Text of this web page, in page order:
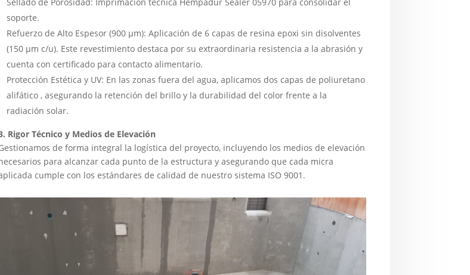
Sellado de Porosidad: Imprimación técnica Hempadur Sealer 05970 para consolidar el
soporte.
Refuerzo de Alto Espesor (900 µm): Aplicación de 6 capas de resina epoxi sin disolventes
(150 µm c/u). Este revestimiento destaca por su extraordinaria resistencia a la abrasión y
cuenta con certificado para contacto alimentario.
Protección Estética y UV: En las zonas fuera del agua, aplicamos dos capas de poliuretano
alifático , asegurando la retención del brillo y la durabilidad del color frente a la
radiación solar.
Rigor Técnico y Medios de Elevación
de forma integral la logística del proyecto, incluyendo los medios de elevación
para alcanzar cada punto de la estructura y asegurando que cada micra
cumple con los estándares de calidad de nuestro sistema ISO 9001.